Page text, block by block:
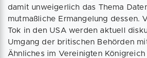
damit unweigerlich das Thema
mutmaßliche Ermangelung dessen.
Tok in den USA werden aktuell
Umgang der britischen Behörden
Ähnliches im Vereinigten Königreich